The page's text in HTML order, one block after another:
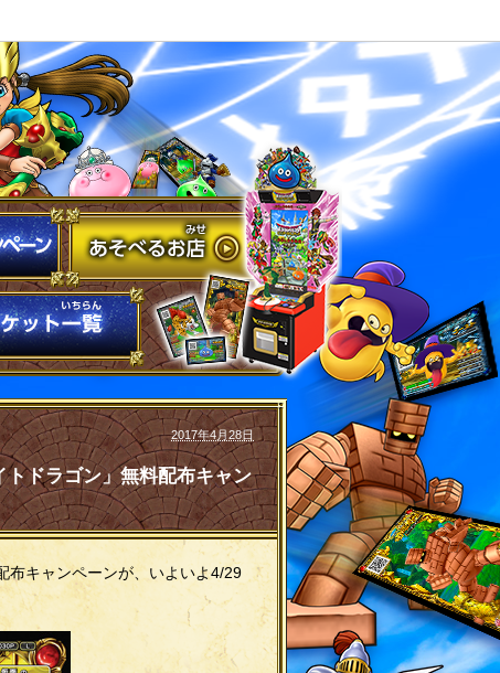
2017年4月28日
ドラゴン」無料配布キャン
布キャンペーンが、いよいよ4/29